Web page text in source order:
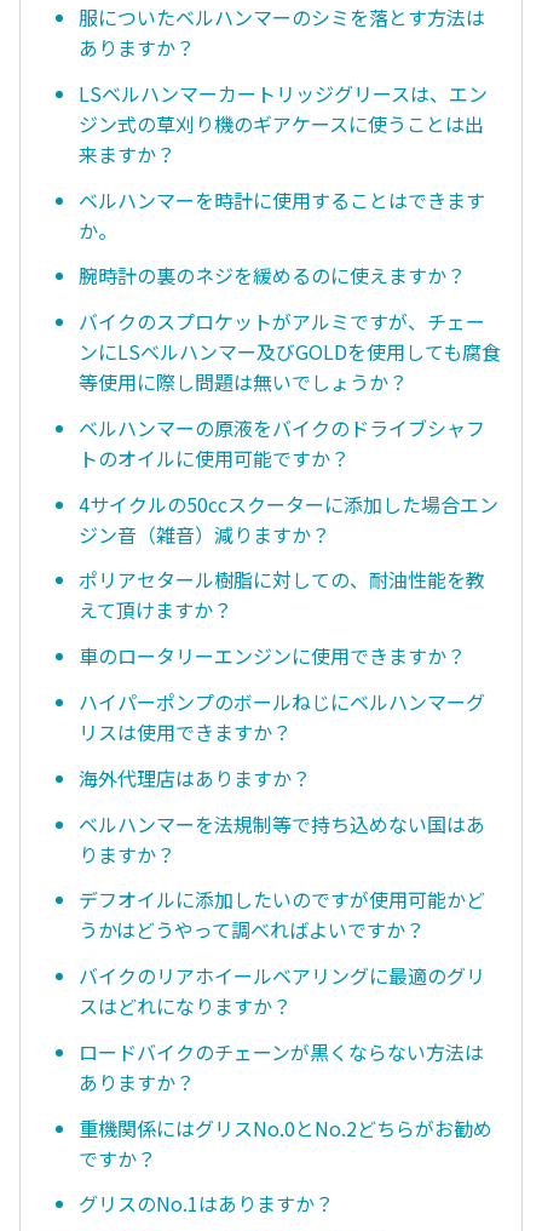
服についたベルハンマーのシミを落とす方法は
ありますか？
LSベルハンマーカートリッジグリースは、エン
ジン式の草刈り機のギアケースに使うことは出
来ますか？
ベルハンマーを時計に使用することはできます
か。
腕時計の裏のネジを緩めるのに使えますか？
バイクのスプロケットがアルミですが、チェー
ンにLSベルハンマー及びGOLDを使用しても腐食
等使用に際し問題は無いでしょうか？
ベルハンマーの原液をバイクのドライブシャフ
トのオイルに使用可能ですか？
4サイクルの50ccスクーターに添加した場合エン
ジン音（雑音）減りますか？
ポリアセタール樹脂に対しての、耐油性能を教
えて頂けますか？
車のロータリーエンジンに使用できますか？
ハイパーポンプのボールねじにベルハンマーグ
リスは使用できますか？
海外代理店はありますか？
ベルハンマーを法規制等で持ち込めない国はあ
りますか？
デフオイルに添加したいのですが使用可能かど
うかはどうやって調べればよいですか？
バイクのリアホイールベアリングに最適のグリ
スはどれになりますか？
ロードバイクのチェーンが黒くならない方法は
ありますか？
重機関係にはグリスNo.0とNo.2どちらがお勧め
ですか？
グリスのNo.1はありますか？